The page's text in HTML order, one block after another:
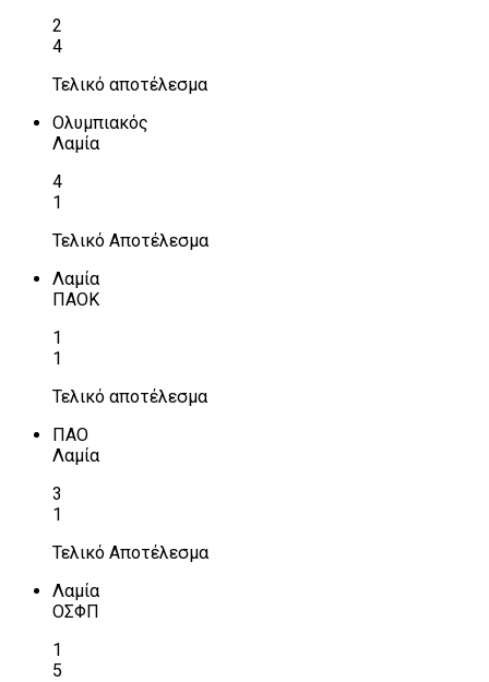
2
4
Τελικό αποτέλεσμα
Ολυμπιακός
Λαμία
4
1
Τελικό Αποτέλεσμα
Λαμία
ΠΑΟΚ
1
1
Τελικό αποτέλεσμα
ΠΑΟ
Λαμία
3
1
Τελικό Αποτέλεσμα
Λαμία
ΟΣΦΠ
1
5